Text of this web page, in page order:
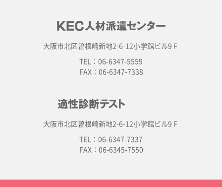
大阪市北区曽根崎新地2-6-12小学館ビル9Ｆ
TEL：06-6347-5559
FAX：06-6347-7338
大阪市北区曽根崎新地2-6-12小学館ビル9Ｆ
TEL：06-6347-7337
FAX：06-6345-7550